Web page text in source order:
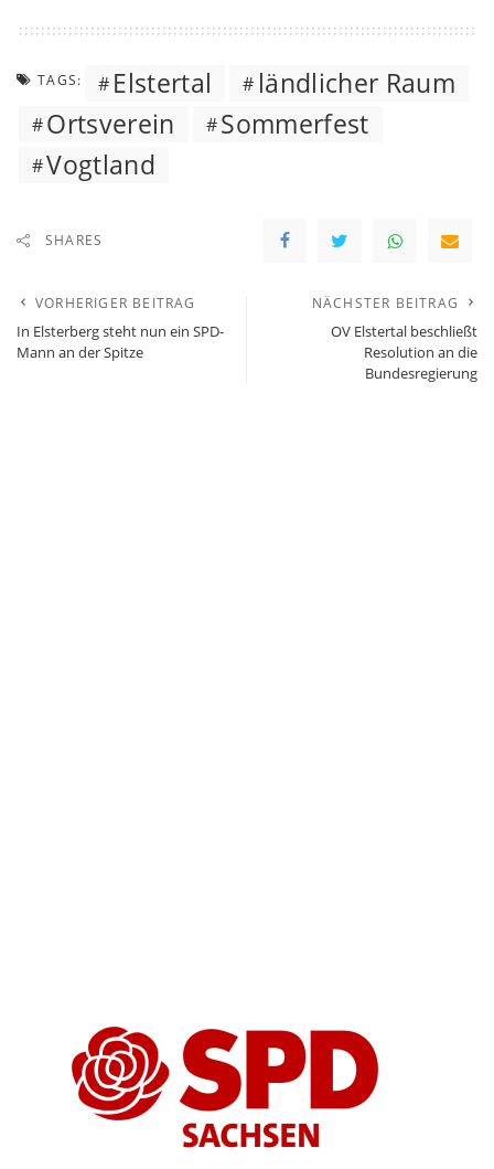
TAGS: Elstertal
ländlicher Raum
Ortsverein
Sommerfest
Vogtland
SHARES
VORHERIGER BEITRAG
In Elsterberg steht nun ein SPD-
Mann an der Spitze
NÄCHSTER BEITRAG
OV Elstertal beschließt
Resolution an die
Bundesregierung